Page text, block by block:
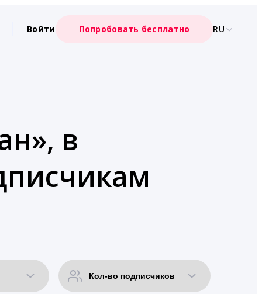
Войти Попробовать бесплатно RU
в